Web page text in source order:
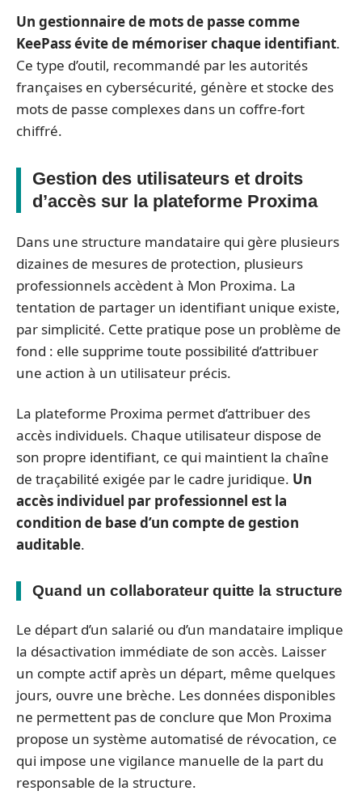
Un gestionnaire de mots de passe comme
KeePass évite de mémoriser chaque identifiant.
Ce type d’outil, recommandé par les autorités
françaises en cybersécurité, génère et stocke des
mots de passe complexes dans un coffre-fort
chiffré.
Gestion des utilisateurs et droits
d’accès sur la plateforme Proxima
Dans une structure mandataire qui gère plusieurs
dizaines de mesures de protection, plusieurs
professionnels accèdent à Mon Proxima. La
tentation de partager un identifiant unique existe,
par simplicité. Cette pratique pose un problème de
fond : elle supprime toute possibilité d’attribuer
une action à un utilisateur précis.
La plateforme Proxima permet d’attribuer des
accès individuels. Chaque utilisateur dispose de
son propre identifiant, ce qui maintient la chaîne
de traçabilité exigée par le cadre juridique. Un
accès individuel par professionnel est la
condition de base d’un compte de gestion
auditable.
Quand un collaborateur quitte la structure
Le départ d’un salarié ou d’un mandataire implique
la désactivation immédiate de son accès. Laisser
un compte actif après un départ, même quelques
jours, ouvre une brèche. Les données disponibles
ne permettent pas de conclure que Mon Proxima
propose un système automatisé de révocation, ce
qui impose une vigilance manuelle de la part du
responsable de la structure.